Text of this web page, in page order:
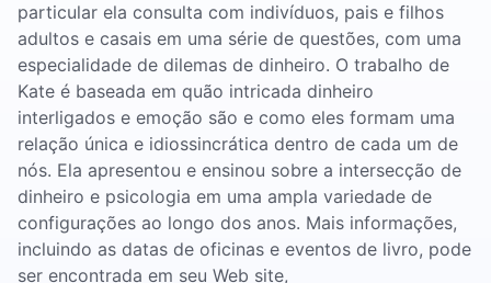
particular ela consulta com indivíduos, pais e filhos
adultos e casais em uma série de questões, com uma
especialidade de dilemas de dinheiro. O trabalho de
Kate é baseada em quão intricada dinheiro
interligados e emoção são e como eles formam uma
relação única e idiossincrática dentro de cada um de
nós. Ela apresentou e ensinou sobre a intersecção de
dinheiro e psicologia em uma ampla variedade de
configurações ao longo dos anos. Mais informações,
incluindo as datas de oficinas e eventos de livro, pode
ser encontrada em seu Web site,